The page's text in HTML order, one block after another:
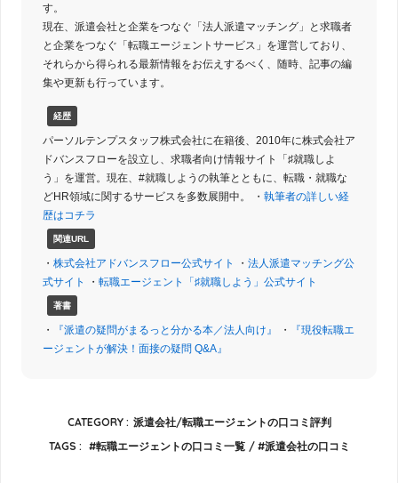
す。
現在、派遣会社と企業をつなぐ「法人派遣マッチング」と求職者
と企業をつなぐ「転職エージェントサービス」を運営しており、
それらから得られる最新情報をお伝えするべく、随時、記事の編
集や更新も行っています。
経歴
パーソルテンプスタッフ株式会社に在籍後、2010年に株式会社ア
ドバンスフローを設立し、求職者向け情報サイト「♯就職しよ
う」を運営。現在、#就職しようの執筆とともに、転職・就職な
どHR領域に関するサービスを多数展開中。 ・ 執筆者の詳しい経
歴はコチラ
関連URL
・ 株式会社アドバンスフロー公式サイト ・ 法人派遣マッチング公
式サイト
・ 転職エージェント「♯就職しよう」公式サイト
著書
・ 『派遣の疑問がまるっと分かる本／法人向け』 ・
『現役転職エ
ージェントが解決！面接の疑問 Q&A』
CATEGORY : 派遣会社/転職エージェントの口コミ評判
TAGS :
転職エージェントの口コミ一覧 派遣会社の口コミ